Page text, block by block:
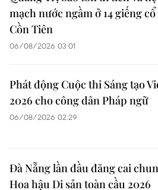
mạch nước ngầm ở 14 giếng cổ
Cồn Tiên
06/08/2026 03:01
Phát động Cuộc thi Sáng tạo
2026 cho công dân Pháp ngữ
06/08/2026 02:29
Đà Nẵng lần đầu đăng cai
Hoa hậu Di sản toàn cầu 2026